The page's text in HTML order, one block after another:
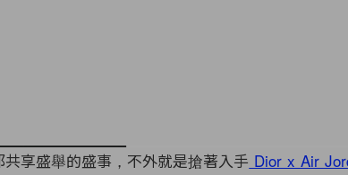
享盛舉的盛事，不外就是搶著入手 Dior x Air